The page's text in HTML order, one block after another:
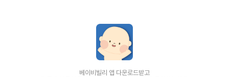
베이비빌리 앱 다운로드받고